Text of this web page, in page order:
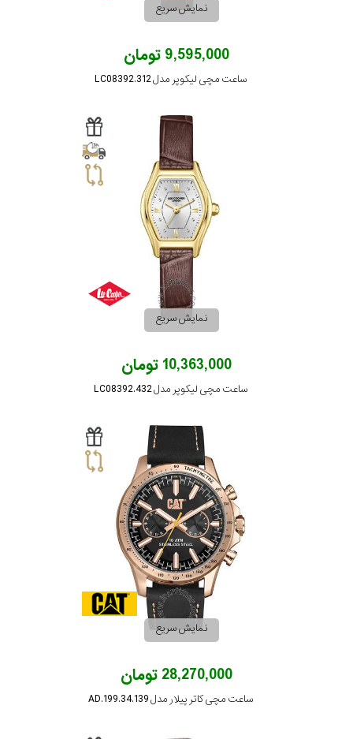
نمایش سریع
9,595,000 تومان
ساعت مچی لیکوپر مدل LC08392.312
نمایش سریع
10,363,000 تومان
ساعت مچی لیکوپر مدل LC08392.432
نمایش سریع
28,270,000 تومان
ساعت مچی کاتر پیلار مدل AD.199.34.139